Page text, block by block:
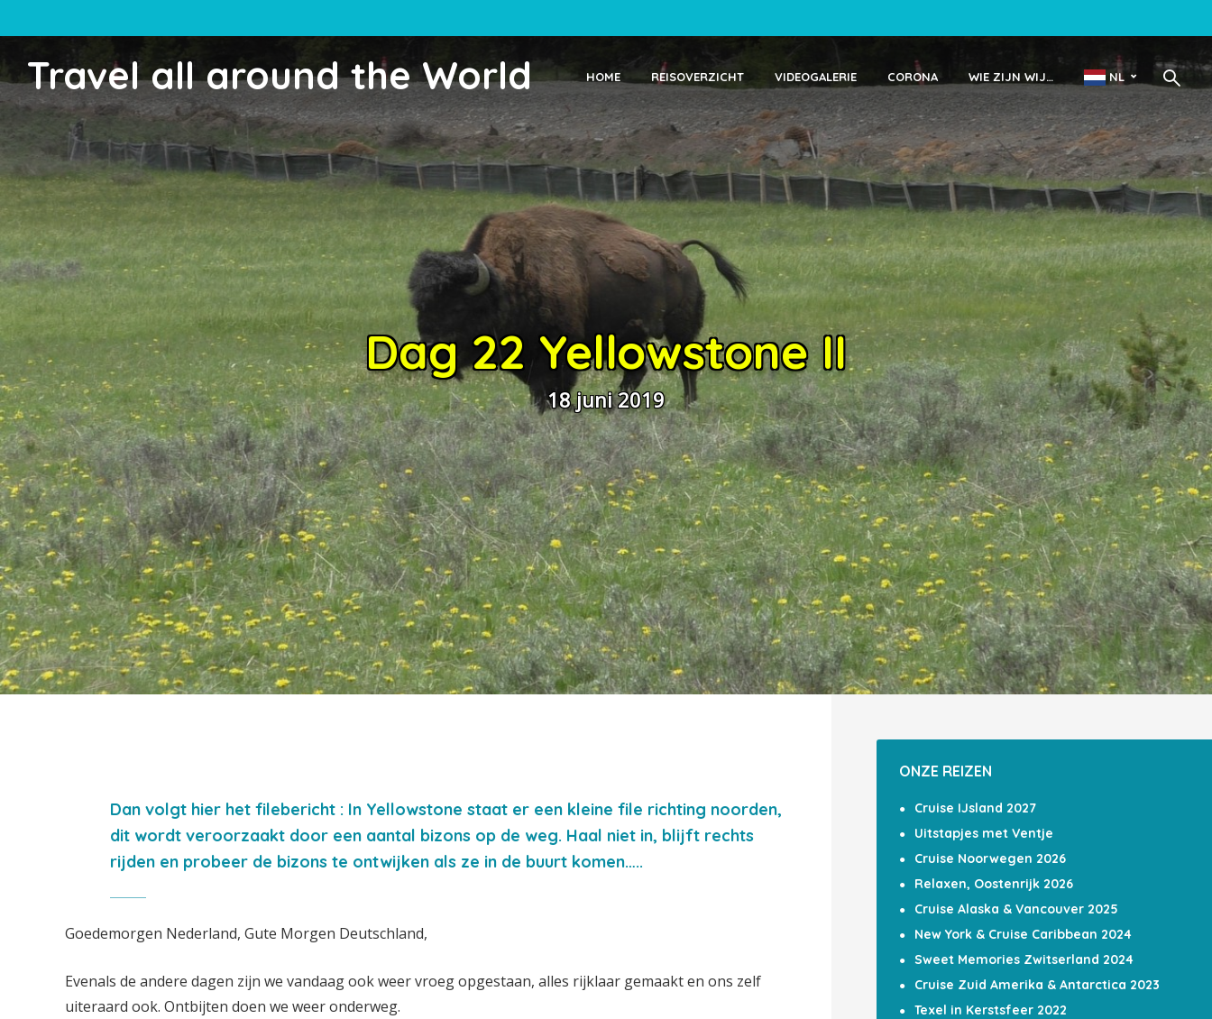
Travel all around the World HOME REISOVERZICHT VIDEOGALERIE CORONA WIE ZIJN WIJ… NL
Dag 22 Yellowstone II
18 juni 2019
Dan volgt hier het filebericht : In Yellowstone staat er een kleine file richting noorden,
dit wordt veroorzaakt door een aantal bizons op de weg. Haal niet in, blijft rechts
rijden en probeer de bizons te ontwijken als ze in de buurt komen…..
Goedemorgen Nederland, Gute Morgen Deutschland,
Evenals de andere dagen zijn we vandaag ook weer vroeg opgestaan, alles rijklaar gemaakt en ons zelf
uiteraard ook. Ontbijten doen we weer onderweg.
ONZE REIZEN
Cruise IJsland 2027
Uitstapjes met Ventje
Cruise Noorwegen 2026
Relaxen, Oostenrijk 2026
Cruise Alaska & Vancouver 2025
New York & Cruise Caribbean 2024
Sweet Memories Zwitserland 2024
Cruise Zuid Amerika & Antarctica 2023
Texel in Kerstsfeer 2022